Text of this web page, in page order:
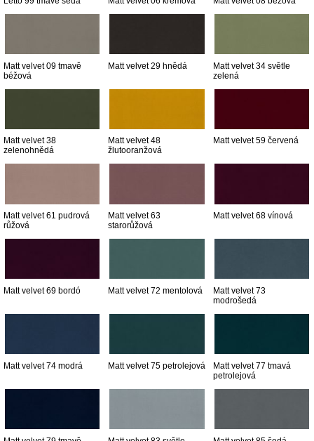
Matt velvet 09 tmavě
béžová
Matt velvet 29 hnědá
Matt velvet 34 světle
zelená
Matt velvet 38
zelenohnědá
Matt velvet 48
žlutooranžová
Matt velvet 59 červená
Matt velvet 61 pudrová
růžová
Matt velvet 63
starorůžová
Matt velvet 68 vínová
Matt velvet 69 bordó Matt velvet 72 mentolová
Matt velvet 73
modrošedá
Matt velvet 74 modrá Matt velvet 75 petrolejová
Matt velvet 77 tmavá
petrolejová